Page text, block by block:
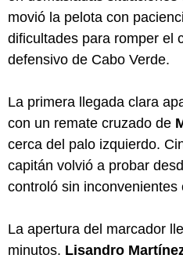
movió la pelota con
dificultades para romper el
defensivo de Cabo Verde.
La primera llegada clara
con un remate cruzado de
cerca del palo izquierdo.
capitán volvió a probar
controló sin inconvenientes
La apertura del marcador
minutos. Lisandro